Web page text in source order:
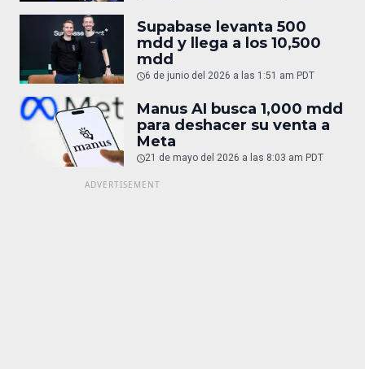
Supabase levanta 500
mdd y llega a los 10,500
mdd
6 de junio del 2026 a las 1:51 am PDT
Manus AI busca 1,000 mdd
para deshacer su venta a
Meta
21 de mayo del 2026 a las 8:03 am PDT